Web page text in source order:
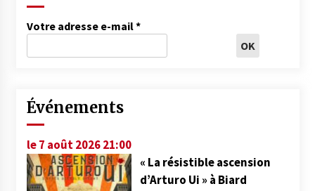
Votre adresse e-mail*
Événements
le 7 août 2026 21:00
« La résistible ascension
d’Arturo Ui » à Biard